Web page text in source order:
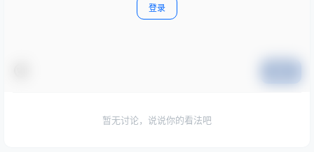
登录
暂无讨论，说说你的看法吧